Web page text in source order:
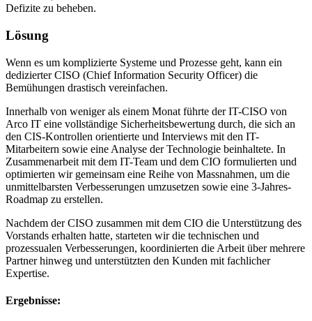
Defizite zu beheben.
Lösung
Wenn es um komplizierte Systeme und Prozesse geht, kann ein
dedizierter CISO (Chief Information Security Officer) die
Bemühungen drastisch vereinfachen.
Innerhalb von weniger als einem Monat führte der IT-CISO von
Arco IT eine vollständige Sicherheitsbewertung durch, die sich an
den CIS-Kontrollen orientierte und Interviews mit den IT-
Mitarbeitern sowie eine Analyse der Technologie beinhaltete. In
Zusammenarbeit mit dem IT-Team und dem CIO formulierten und
optimierten wir gemeinsam eine Reihe von Massnahmen, um die
unmittelbarsten Verbesserungen umzusetzen sowie eine 3-Jahres-
Roadmap zu erstellen.
Nachdem der CISO zusammen mit dem CIO die Unterstützung des
Vorstands erhalten hatte, starteten wir die technischen und
prozessualen Verbesserungen, koordinierten die Arbeit über mehrere
Partner hinweg und unterstützten den Kunden mit fachlicher
Expertise.
Ergebnisse: